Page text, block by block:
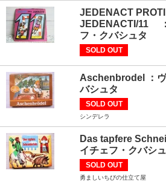
JEDENACT PROTI
JEDENACTI/11
フ・クバシュタ
SOLD OUT
Aschenbrodel ：
バシュタ
SOLD OUT
シンデレラ
Das tapfere
イチェフ・クバシ
SOLD OUT
勇ましいちびの仕立て屋